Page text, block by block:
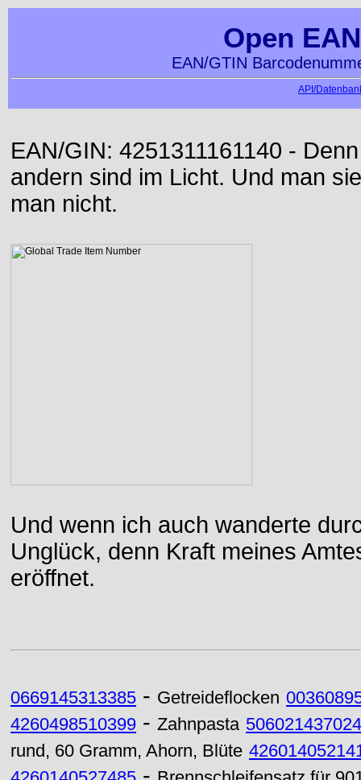
Open
EAN/GTIN
API/
EAN/GIN: 4251311161140 -
andern sind im Licht. Und man
man nicht.
Und wenn ich auch wanderte
Unglück, denn Kraft meines
eröffnet.
0669145313385 - Getreideflocken
4260498510399 - Zahnpasta
rund, 60 Gramm, Ahorn, Blüte